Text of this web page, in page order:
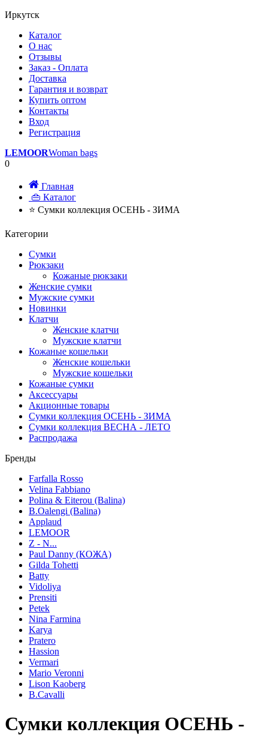
Иркутск
Каталог
О нас
Отзывы
Заказ - Оплата
Доставка
Гарантия и возврат
Купить оптом
Контакты
Вход
Регистрация
LEMOORWoman bags
0
Главная
👜 Каталог
⭐ Сумки коллекция ОСЕНЬ - ЗИМА
Категории
Сумки
Рюкзаки
Кожаные рюкзаки
Женские сумки
Мужские сумки
Новинки
Клатчи
Женские клатчи
Мужские клатчи
Кожаные кошельки
Женские кошельки
Мужские кошельки
Кожаные сумки
Аксессуары
Акционные товары
Сумки коллекция ОСЕНЬ - ЗИМА
Сумки коллекция ВЕСНА - ЛЕТО
Распродажа
Бренды
Farfalla Rosso
Velina Fabbiano
Polina & Eiterou (Balina)
B.Oalengi (Balina)
Applaud
LEMOOR
Z - N...
Paul Danny (КОЖА)
Gilda Tohetti
Batty
Vidoliya
Prensiti
Petek
Nina Farmina
Karya
Pratero
Hassion
Vermari
Mario Veronni
Lison Kaoberg
B.Cavalli
Сумки коллекция ОСЕНЬ -